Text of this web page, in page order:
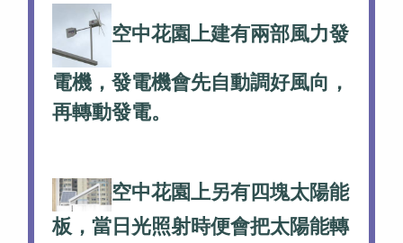
空中花園上建有兩部風力發
電機，發電機會先自動調好風向，
再轉動發電。
空中花園上另有四塊太陽能
板，當日光照射時便會把太陽能轉